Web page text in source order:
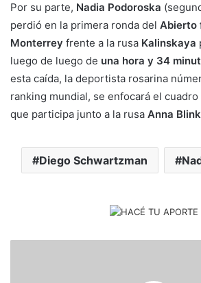
Por su parte, Nadia Podoroska
perdió en la primera ronda del Abierto
Monterrey frente a la rusa Kalinskaya
luego de luego de una hora y 34
esta caída, la deportista rosarina
ranking mundial, se enfocará el
que participa junto a la rusa Anna
Diego Schwartzman